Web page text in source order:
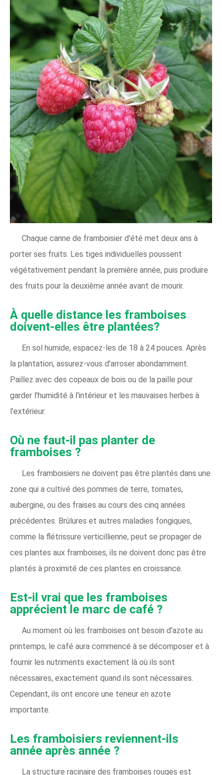
Chaque canne de framboisier d'été met deux ans à
porter ses fruits. Les tiges individuelles poussent
végétativement pendant la première année, puis produire
des fruits pour la deuxième année avant de mourir.
À quelle distance les framboises
doivent-elles être plantées?
En sol humide, espacez-les de 18 à 24 pouces. Après
la plantation, assurez-vous d'arroser abondamment.
Paillez avec des copeaux de bois ou de la paille pour
garder l'humidité à l'intérieur et les mauvaises herbes à
l'extérieur.
Où ne faut-il pas planter de
framboises ?
Les framboisiers ne doivent pas être plantés dans une
zone qui a cultivé des pommes de terre, tomates,
aubergine, ou des fraises au cours des cinq années
précédentes. Brûlures et autres maladies fongiques,
comme la flétrissure verticillienne, peut se propager de
ces plantes aux framboises, ils ne doivent donc pas être
plantés à proximité de ces plantes en croissance.
Est-il vrai que les framboises
apprécient le marc de café ?
Au moment où les framboises ont besoin d'azote au
printemps, le café aura commencé à se décomposer et à
fournir les nutriments exactement là où ils sont
nécessaires, exactement quand ils sont nécessaires.
Cependant, ils ont encore une teneur en azote
importante.
Les framboisiers reviennent-ils
année après année ?
La structure racinaire des framboises rouges est